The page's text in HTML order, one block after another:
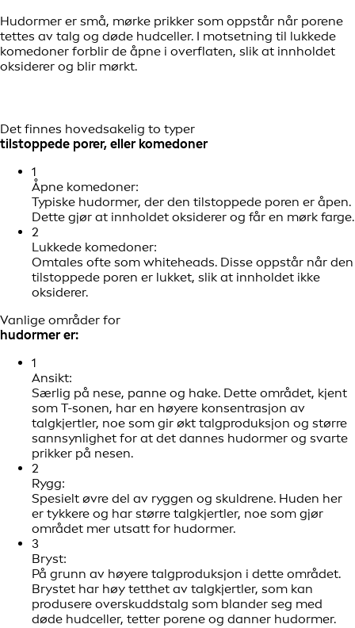
Hudormer er små, mørke prikker som oppstår når porene
tettes av talg og døde hudceller. I motsetning til lukkede
komedoner forblir de åpne i overflaten, slik at innholdet
oksiderer og blir mørkt.
Det finnes hovedsakelig to typer
tilstoppede porer, eller komedoner
1
Åpne komedoner:
Typiske hudormer, der den tilstoppede poren er åpen.
Dette gjør at innholdet oksiderer og får en mørk farge.
2
Lukkede komedoner:
Omtales ofte som whiteheads. Disse oppstår når den
tilstoppede poren er lukket, slik at innholdet ikke
oksiderer.
Vanlige områder for
hudormer er:
1
Ansikt:
Særlig på nese, panne og hake. Dette området, kjent
som T-sonen, har en høyere konsentrasjon av
talgkjertler, noe som gir økt talgproduksjon og større
sannsynlighet for at det dannes hudormer og svarte
prikker på nesen.
2
Rygg:
Spesielt øvre del av ryggen og skuldrene. Huden her
er tykkere og har større talgkjertler, noe som gjør
området mer utsatt for hudormer.
3
Bryst:
På grunn av høyere talgproduksjon i dette området.
Brystet har høy tetthet av talgkjertler, som kan
produsere overskuddstalg som blander seg med
døde hudceller, tetter porene og danner hudormer.